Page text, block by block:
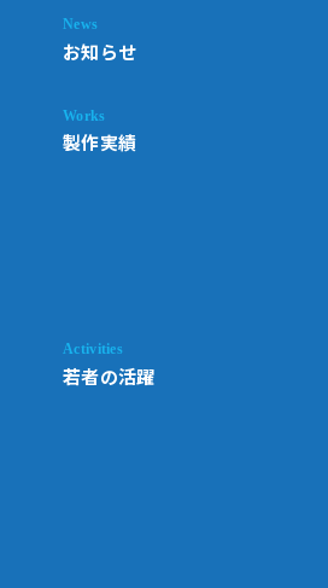
お知らせ
製作実績
若者の活躍